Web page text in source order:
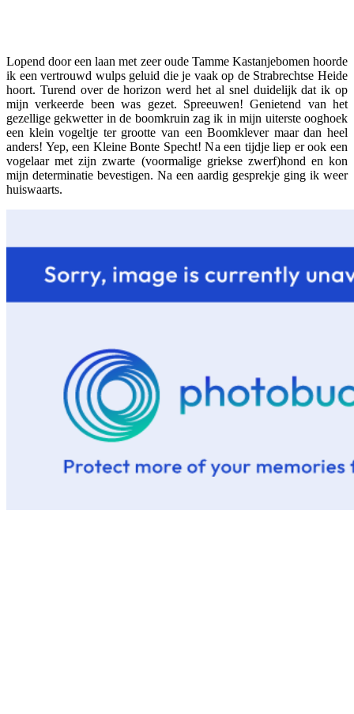
Lopend door een laan met zeer oude Tamme Kastanjebomen hoorde
ik een vertrouwd wulps geluid die je vaak op de Strabrechtse Heide
hoort. Turend over de horizon werd het al snel duidelijk dat ik op
mijn verkeerde been was gezet. Spreeuwen! Genietend van het
gezellige gekwetter in de boomkruin zag ik in mijn uiterste ooghoek
een klein vogeltje ter grootte van een Boomklever maar dan heel
anders! Yep, een Kleine Bonte Specht! Na een tijdje liep er ook een
vogelaar met zijn zwarte (voormalige griekse zwerf)hond en kon
mijn determinatie bevestigen. Na een aardig gesprekje ging ik weer
huiswaarts.